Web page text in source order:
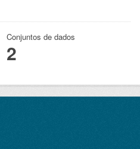
Conjuntos de dados
2